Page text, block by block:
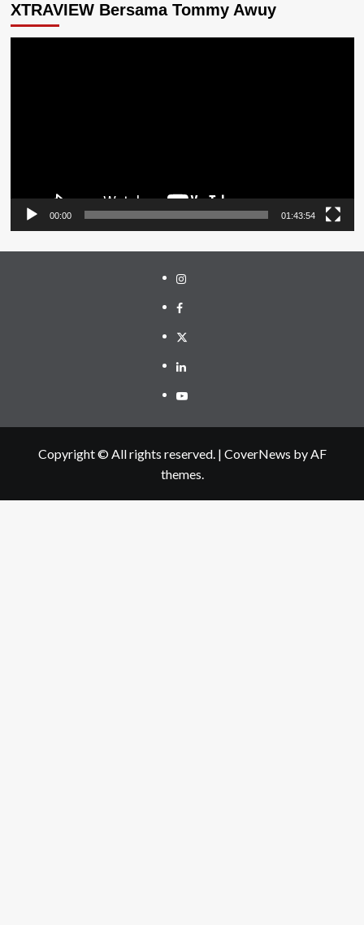
XTRAVIEW Bersama Tommy Awuy
00:00 01:43:54
Instagram
Facebook
Twitter
Linkedin
Youtube
Copyright © All rights reserved. | CoverNews by AF
themes.